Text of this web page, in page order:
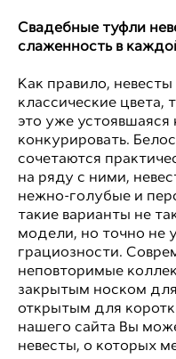
Свадебные туфли
слаженность в
Как правило,
классические
это уже
конкурировать.
сочетаются
на ряду с ними,
нежно-голубые и
такие варианты не
модели, но точно не
грациозности.
неповторимые
закрытым носком
открытым для
нашего сайта Вы
невесты, о которых